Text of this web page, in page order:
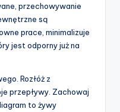
przechowywanie
są
prace, minimalizuje
jest odporny już na
Rozłóż z
przepływy. Zachowaj
to żywy